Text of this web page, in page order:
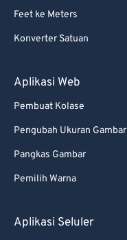
Feet ke Meters
Konverter Satuan
Aplikasi Web
Pembuat Kolase
Pengubah Ukuran Gambar
Pangkas Gambar
Pemilih Warna
Aplikasi Seluler